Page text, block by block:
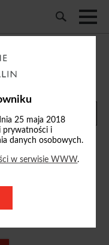
25 maja 2018
prywatności i
danych osobowych.
w serwisie WWW.
sytuacji
schroniska